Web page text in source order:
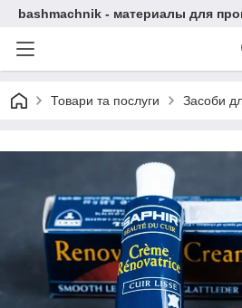
bashmachnik - материалы для
Товари та послуги Засоби